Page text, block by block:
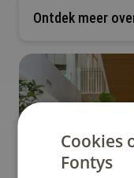
Ontdek meer
Cookies
Fontys